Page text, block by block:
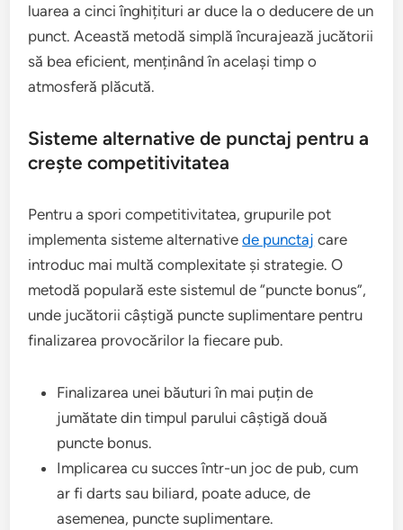
luarea a cinci înghițituri ar duce la o deducere de un
punct. Această metodă simplă încurajează jucătorii
să bea eficient, menținând în același timp o
atmosferă plăcută.
Sisteme alternative de punctaj pentru a
crește competitivitatea
Pentru a spori competitivitatea, grupurile pot
implementa sisteme alternativede punctaj care
introduc mai multă complexitate și strategie. O
metodă populară este sistemul de “puncte bonus”,
unde jucătorii câștigă puncte suplimentare pentru
finalizarea provocărilor la fiecare pub.
Finalizarea unei băuturi în mai puțin de
jumătate din timpul parului câștigă două
puncte bonus.
Implicarea cu succes într-un joc de pub, cum
ar fi darts sau biliard, poate aduce, de
asemenea, puncte suplimentare.